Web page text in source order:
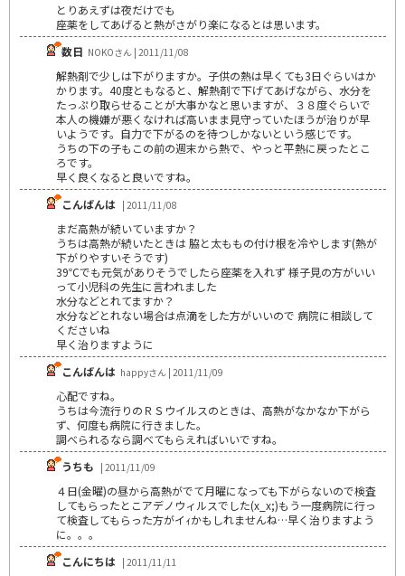
とりあえずは夜だけでも
座薬をしてあげると熱がさがり楽になるとは思います。
数日 NOKOさん | 2011/11/08
解熱剤で少しは下がりますか。子供の熱は早くても3日ぐらいはか
かります。40度ともなると、解熱剤で下げてあげながら、水分を
たっぷり取らせることが大事かなと思いますが、３８度ぐらいで
本人の機嫌が悪くなければ高いまま見守っていたほうが治りが早
いようです。自力で下がるのを待つしかないという感じです。
うちの下の子もこの前の週末から熱で、やっと平熱に戻ったとこ
ろです。
早く良くなると良いですね。
こんばんは | 2011/11/08
まだ高熱が続いていますか？
うちは高熱が続いたときは 脇と太ももの付け根を冷やします(熱が
下がりやすいそうです)
39℃でも元気がありそうでしたら座薬を入れず 様子見の方がいい
って小児科の先生に言われました
水分などとれてますか？
水分などとれない場合は点滴をした方がいいので 病院に相談して
くださいね
早く治りますように
こんばんは happyさん | 2011/11/09
心配ですね。
うちは今流行りのＲＳウイルスのときは、高熱がなかなか下がら
ず、何度も病院に行きました。
調べられるなら調べてもらえればいいですね。
うちも | 2011/11/09
４日(金曜)の昼から高熱がでて月曜になっても下がらないので検査
してもらったとこアデノウィルスでした(x_x;)もう一度病院に行っ
て検査してもらった方がイｨかもしれませんね…早く治りますよう
に。。。
こんにちは | 2011/11/11